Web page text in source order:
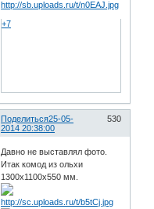
+7
Поделиться 530
25-05-
2014 20:38:00
Давно не выставлял фото.
Итак комод из ольхи
1300х1100х550 мм.